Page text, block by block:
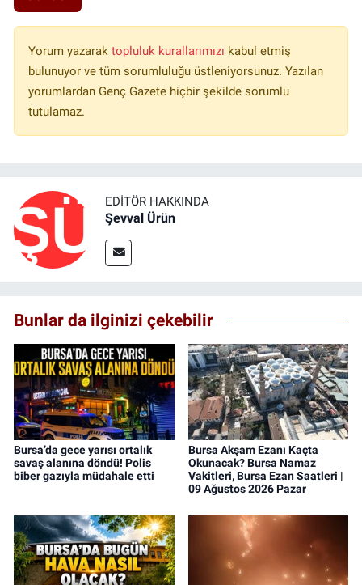
Yorum yazarak topluluk kurallarımızı kabul etmiş
bulunuyor ve tüm sorumluluğu üstleniyorsunuz. Yazılan
yorumlardan Genç Gazete hiçbir şekilde sorumlu
tutulamaz.
EDITÖR HAKKINDA
Şevval Ürün
Bunlar da ilginizi çekebilir
Bursa’da gece yarısı ortalık
savaş alanına döndü! Polis
biber gazıyla müdahale etti
Bursa Akşam Ezanı Kaçta
Okunacak? Bursa Namaz
Vakitleri, Bursa Ezan Saatleri |
09 Ağustos 2026 Pazar